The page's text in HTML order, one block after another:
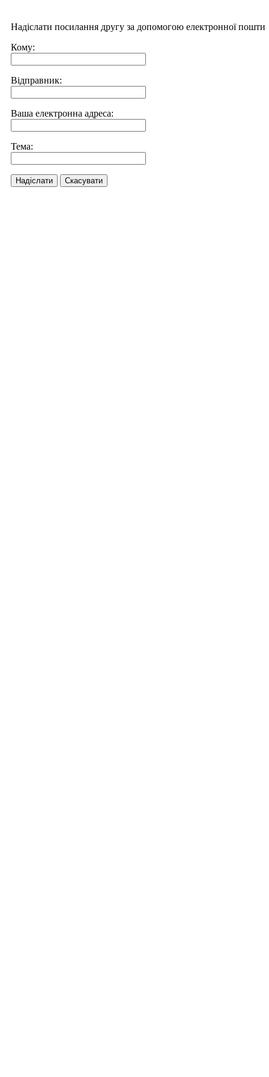
Надіслати посилання другу за допомогою електронної пошти
Кому:
Відправник:
Ваша електронна адреса:
Тема:
Надіслати Скасувати